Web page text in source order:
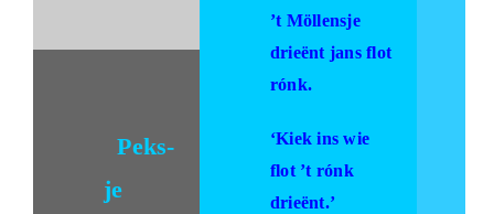
’t Möllensje
drieënt jans flot
rónk.
‘Kiek ins wie
flot ’t rónk
drieënt.’
Peks-
je